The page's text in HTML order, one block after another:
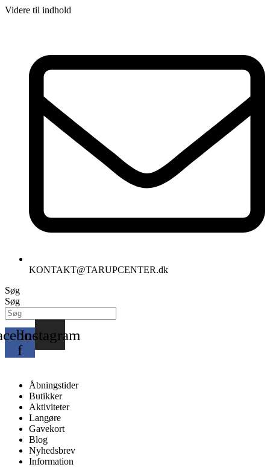
Videre til indhold
KONTAKT@TARUPCENTER.dk
Søg
Søg
f
Instagram
Åbningstider
Butikker
Aktiviteter
Langøre
Gavekort
Blog
Nyhedsbrev
Information